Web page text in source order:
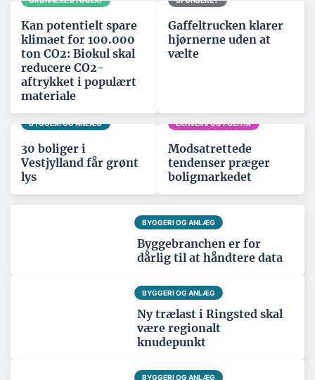
Kan potentielt spare
klimaet for 100.000
ton CO2: Biokul skal
reducere CO2-
aftrykket i populært
materiale
Gaffeltrucken klarer
hjørnerne uden at
vælte
BYGGERI OG ANLÆG
30 boliger i
Vestjylland får grønt
lys
ERHVERV OG POLITIK
Modsatrettede
tendenser præger
boligmarkedet
BYGGERI OG ANLÆG
Byggebranchen er for
dårlig til at håndtere data
BYGGERI OG ANLÆG
Ny trælast i Ringsted skal
være regionalt
knudepunkt
BYGGERI OG ANLÆG